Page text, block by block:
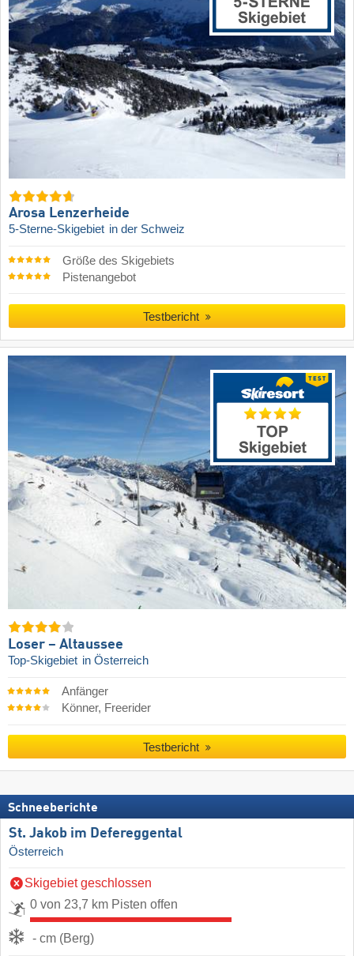
Arosa Lenzerheide
5-Sterne-Skigebiet in der Schweiz
Größe des Skigebiets
Pistenangebot
Testbericht
Loser – Altaussee
Top-Skigebiet in Österreich
Anfänger
Könner, Freerider
Testbericht
Schneeberichte
St. Jakob im Defereggental
Österreich
Skigebiet geschlossen
0 von 23,7 km Pisten offen
- cm (Berg)